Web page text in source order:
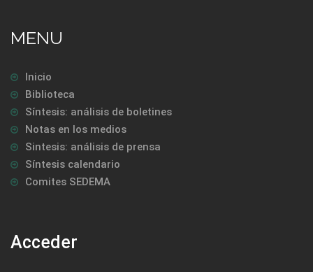
MENU
Inicio
Biblioteca
Síntesis: análisis de boletines
Notas en los medios
Sintesis: análisis de prensa
Síntesis calendario
Comites SEDEMA
Acceder